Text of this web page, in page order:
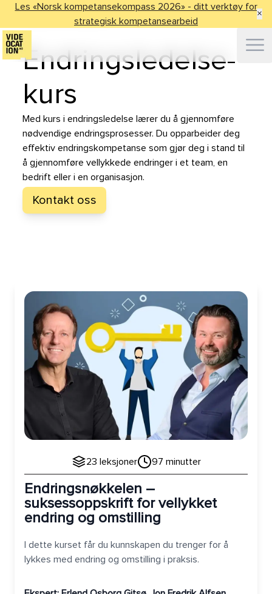
Les «Norsk kompetansekompass 2026» - ditt verktøy for
strategisk kompetansearbeid
×
Våre kurs>Lederkurs>Endringsledelse-kurs
Endringsledelse-
kurs
Med kurs i endringsledelse lærer du å gjennomføre
nødvendige endringsprosesser. Du opparbeider deg
effektiv endringskompetanse som gjør deg i stand til
å gjennomføre vellykkede endringer i et team, en
bedrift eller i en organisasjon.
Kontakt oss
Endringsnøkkelen – suksessoppskrift for vellykket
23 leksjoner 97 minutter
Endringsnøkkelen –
suksessoppskrift for vellykket
endring og omstilling
I dette kurset får du kunnskapen du trenger for å
lykkes med endring og omstilling i praksis.